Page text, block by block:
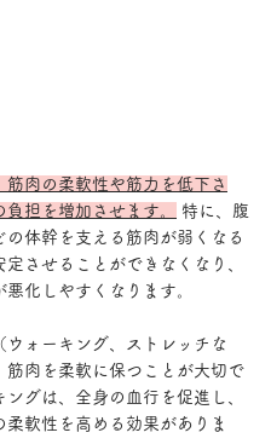
筋肉の柔軟性や筋力を低下さ
担を増加させます。
特に、腹
の体幹を支える筋肉が弱くなる
定させることができなくなり、
悪化しやすくなります。
ウォーキング、ストレッチな
筋肉を柔軟に保つことが大切で
ングは、全身の血行を促進し、
柔軟性を高める効果がありま